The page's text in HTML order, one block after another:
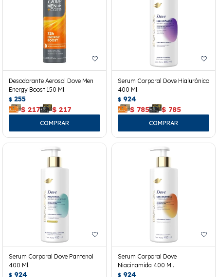
Desodorante Aerosol Dove Men
Energy Boost 150 Ml.
$ 255
$ 217 $ 217
Serum Corporal Dove Hialurónico
400 Ml.
$ 924
$ 785 $ 785
Serum Corporal Dove Pantenol
400 Ml.
$ 924
Serum Corporal Dove
Niacinamida 400 Ml.
$ 924